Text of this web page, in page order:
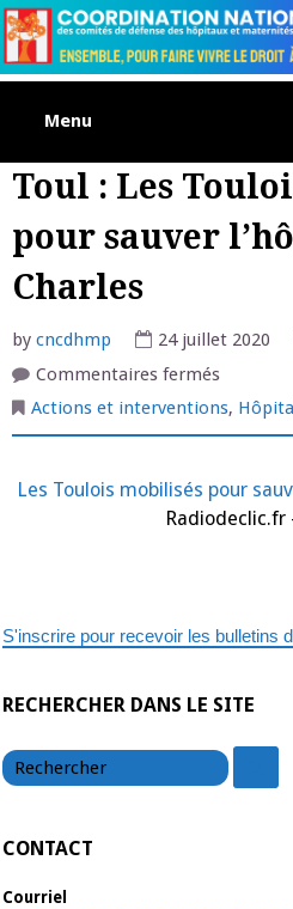
Skip
to
content
Menu
Toul : Les
pour sauver
Charles
by cncdhmp 24 juillet 2020
Commentaires ferméssur
:
Les
Toulois
sauver
l’hôpital
Saint
Actions et interventions, Hôpital
Les Toulois mobilisés pour
Radiodeclic.fr
S'inscrire pour recevoir les bulletins
RECHERCHER DANS LE SITE
CONTACT
Courriel